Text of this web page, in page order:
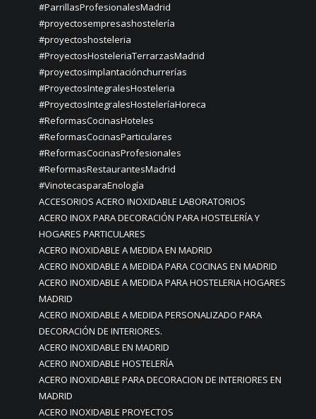
#ParrillasProfesionalesMadrid
#proyectosempresashostelería
#proyectoshosteleria
#ProyectosHosteleriaTerrarzasMadrid
#proyectosimplantaciónchurrerías
#ProyectosIntegralesHosteleria
#ProyectosIntegralesHosteleríaHoreca
#ReformasCocinasHoteles
#ReformasCocinasParticulares
#ReformasCocinasProfesionales
#ReformasRestaurantesMadrid
#VinotecasparaEnología
ACCESORIOS ACERO INOXIDABLE LABORATORIOS
ACERO INOX PARA DECORACIÓN PARA HOSTELERÍA Y
HOGARES PARTICULARES
ACERO INOXIDABLE A MEDIDA EN MADRID
ACERO INOXIDABLE A MEDIDA PARA COCINAS EN MADRID
ACERO INOXIDABLE A MEDIDA PARA HOSTELERIA HOGARES
MADRID
ACERO INOXIDABLE A MEDIDA PERSONALIZADO PARA
DECORACIÓN DE INTERIORES.
ACERO INOXIDABLE EN MADRID
ACERO INOXIDABLE HOSTELERÍA
ACERO INOXIDABLE PARA DECORACION DE INTERIORES EN
MADRID
ACERO INOXIDABLE PROYECTOS